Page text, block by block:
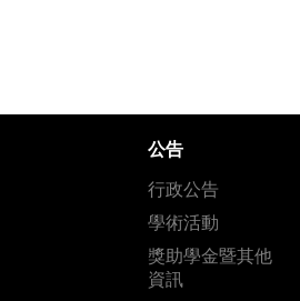
公告
行政公告
學術活動
獎助學金暨其他
資訊